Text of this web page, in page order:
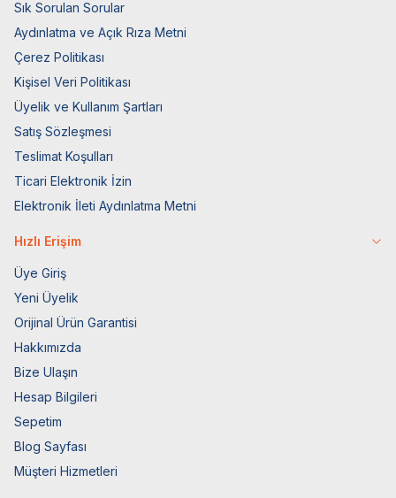
Sık Sorulan Sorular
Aydınlatma ve Açık Rıza Metni
Çerez Politikası
Kişisel Veri Politikası
Üyelik ve Kullanım Şartları
Satış Sözleşmesi
Teslimat Koşulları
Ticari Elektronik İzin
Elektronik İleti Aydınlatma Metni
Hızlı Erişim
Üye Giriş
Yeni Üyelik
Orijinal Ürün Garantisi
Hakkımızda
Bize Ulaşın
Hesap Bilgileri
Sepetim
Blog Sayfası
Müşteri Hizmetleri